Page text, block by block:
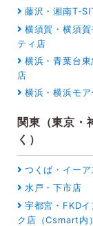
藤沢・湘南T-
横須賀・横須
ティ店
横浜・青葉台
店
横浜・横浜モ
関東（東京・
く）
つくば・イー
水戸・下市店
宇都宮・FKDイ
ク店（Csmart内）